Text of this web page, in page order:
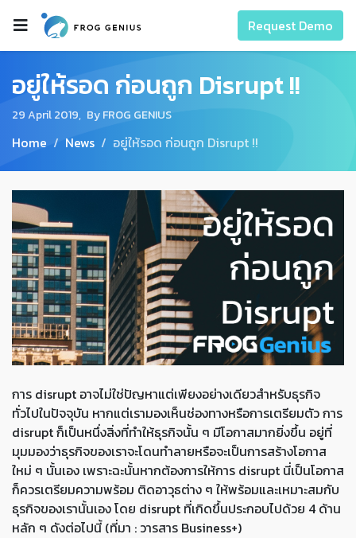
Request Demo
อยู่ให้รอด ก่อนถูก Disrupt !!
29 April 2019, By FROG GENIUS
Home News อยู่ให้รอด ก่อนถูก Disrupt !!
การ disrupt อาจไม่ใช่ปัญหาแต่เพียงอย่างเดียวสำหรับธุรกิจ
ทั่วไปในปัจจุบัน หากแต่เรามองเห็นช่องทางหรือการเตรียมตัว การ
disrupt ก็เป็นหนึ่งสิ่งที่ทำให้ธุรกิจนั้น ๆ มีโอกาสมากยิ่งขึ้น อยู่ที่
มุมมองว่าธุรกิจของเราจะโดนทำลายหรือจะเป็นการสร้างโอกาส
ใหม่ ๆ นั้นเอง เพราะฉะนั้นหากต้องการให้การ disrupt นี่เป็นโอกาส
ก็ควรเตรียมความพร้อม ติดอาวุธต่าง ๆ ให้พร้อมและเหมาะสมกับ
ธุรกิจของเรานั้นเอง โดย disrupt ที่เกิดขึ้นประกอบไปด้วย 4 ด้าน
หลัก ๆ ดังต่อไปนี้ (ที่มา : วารสาร Business+)